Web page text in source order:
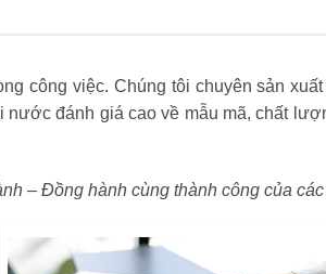
công việc. Chúng tôi chuyên sản
đánh giá cao về mẫu mã, chất
– Đồng hành cùng thành công của